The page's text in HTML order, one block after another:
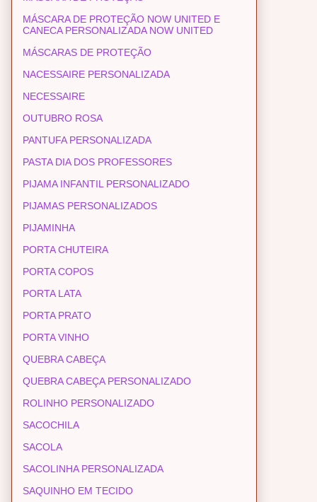
MÁSCARA DE PROTEÇÃO NOW UNITED E
CANECA PERSONALIZADA NOW UNITED
MÁSCARAS DE PROTEÇÃO
NACESSAIRE PERSONALIZADA
NECESSAIRE
OUTUBRO ROSA
PANTUFA PERSONALIZADA
PASTA DIA DOS PROFESSORES
PIJAMA INFANTIL PERSONALIZADO
PIJAMAS PERSONALIZADOS
PIJAMINHA
PORTA CHUTEIRA
PORTA COPOS
PORTA LATA
PORTA PRATO
PORTA VINHO
QUEBRA CABEÇA
QUEBRA CABEÇA PERSONALIZADO
ROLINHO PERSONALIZADO
SACOCHILA
SACOLA
SACOLINHA PERSONALIZADA
SAQUINHO EM TECIDO